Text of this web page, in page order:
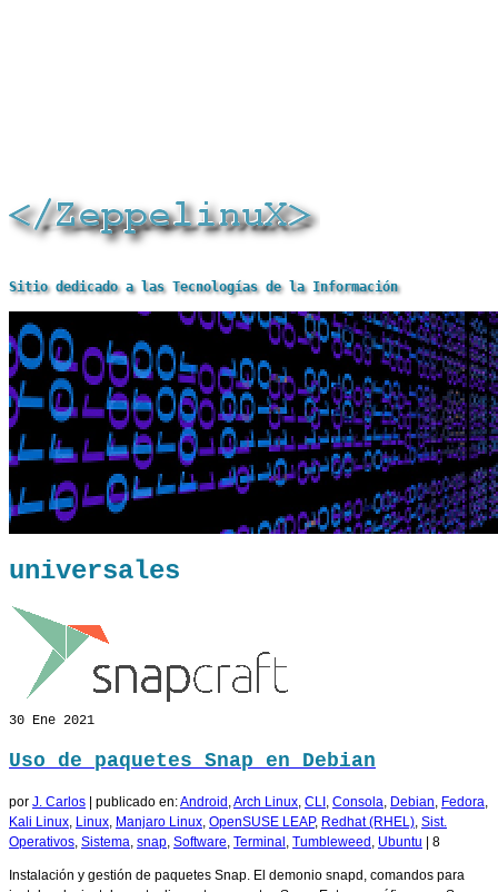
Sitio dedicado a las Tecnologías de la Información
universales
30 Ene 2021
Uso de paquetes Snap en Debian
por J. Carlos publicado en:Android ,Arch Linux, CLI , Consola, Debian, Fedora,
Kali Linux, Linux, Manjaro Linux, OpenSUSE LEAP, Redhat (RHEL), Sist.
Operativos, Sistema, snap, Software, Terminal , Tumbleweed , Ubuntu 8
Instalación y gestión de paquetes Snap. El demonio snapd, comandos para